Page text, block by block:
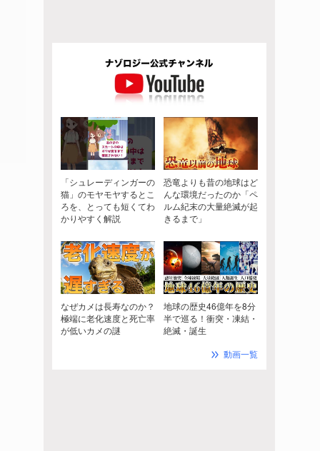
「シュレーディンガーの
猫」のモヤモヤするとこ
ろを、とっても短くてわ
かりやすく解説
恐竜よりも昔の地球はど
んな環境だったのか「ペ
ルム紀末の大量絶滅が起
きるまで」
なぜカメは長寿なのか？
極端に老化速度と死亡率
が低いカメの謎
地球の歴史46億年を8分
半で巡る！衝突・凍結・
絶滅・誕生
動画一覧